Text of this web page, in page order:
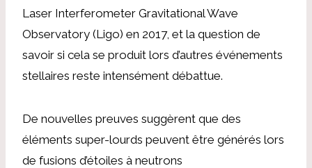
Laser Interferometer Gravitational Wave
Observatory (Ligo) en 2017, et la question de
savoir si cela se produit lors d’autres événements
stellaires reste intensément débattue.
De nouvelles preuves suggèrent que des
éléments super-lourds peuvent être générés lors
de fusions d’étoiles à neutrons